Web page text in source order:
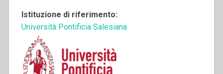
Istituzione di riferimento:
Università Pontificia Salesiana